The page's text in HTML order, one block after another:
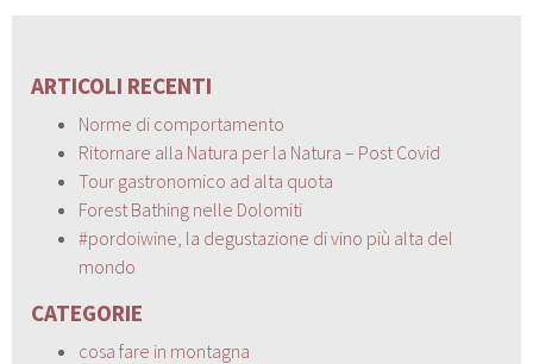
ARTICOLI RECENTI
Norme di comportamento
Ritornare alla Natura per la Natura – Post Covid
Tour gastronomico ad alta quota
Forest Bathing nelle Dolomiti
#pordoiwine, la degustazione di vino più alta del
mondo
CATEGORIE
cosa fare in montagna